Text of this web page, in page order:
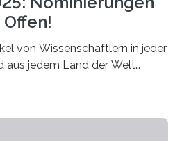
von Wissenschaftlern in jeder
aus jedem Land der Welt